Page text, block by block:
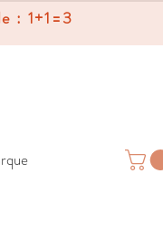
: 1+1=3